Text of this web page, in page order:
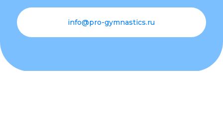
info@pro-gymnastics.ru